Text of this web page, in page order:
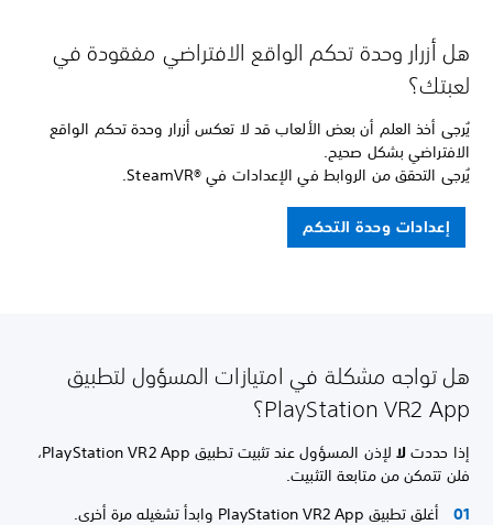
هل أزرار وحدة تحكم الواقع الافتراضي مفقودة في
لعبتك؟
يُرجى أخذ العلم أن بعض الألعاب قد لا تعكس أزرار وحدة تحكم الواقع
الافتراضي بشكل صحيح.
يُرجى التحقق من الروابط في الإعدادات في SteamVR®‎.
إعدادات وحدة التحكم
هل تواجه مشكلة في امتيازات المسؤول لتطبيق
PlayStation VR2 App؟
إذا حددتلا
لإذن المسؤول عند تثبيت تطبيق PlayStation VR2 App،
فلن تتمكن من متابعة التثبيت.
أغلق تطبيق PlayStation VR2 App وابدأ تشغيله مرة أخرى.